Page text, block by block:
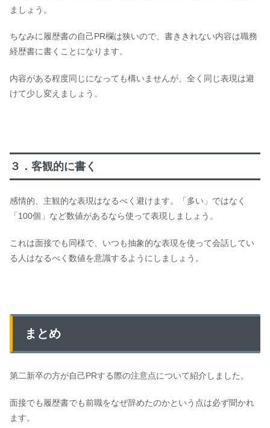
ましょう。
ちなみに履歴書の自己PR欄は狭いので、書ききれない内容は職務
経歴書に書くことになります。
内容がある程度同じになっても構いませんが、全く同じ表現は避
けて少し変えましょう。
３．客観的に書く
感情的、主観的な表現はなるべく避けます。「多い」ではなく
「100個」など数値があるなら使って表現しましょう。
これは面接でも同様で、いつも抽象的な表現を使って会話してい
る人はなるべく数値を意識するようにしましょう。
まとめ
第二新卒の方が自己PRする際の注意点について紹介しました。
面接でも履歴書でも前職をなぜ辞めたのかという点は必ず聞かれ
ます。